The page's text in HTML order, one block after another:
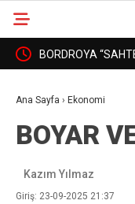
YURT BORDROYA
Ana Sayfa › Ekonomi
BOYAR
Kazım Yılmaz
Giriş: 23-09-2025 21:37